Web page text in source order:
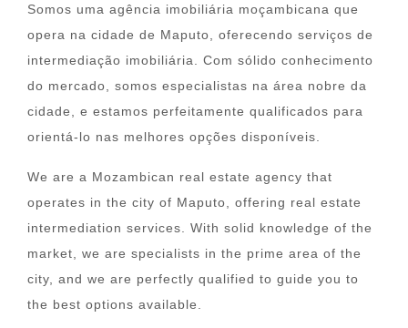
Somos uma agência imobiliária moçambicana que
opera na cidade de Maputo, oferecendo serviços de
intermediação imobiliária. Com sólido conhecimento
do mercado, somos especialistas na área nobre da
cidade, e estamos perfeitamente qualificados para
orientá-lo nas melhores opções disponíveis.
We are a Mozambican real estate agency that
operates in the city of Maputo, offering real estate
intermediation services. With solid knowledge of the
market, we are specialists in the prime area of the
city, and we are perfectly qualified to guide you to
the best options available.